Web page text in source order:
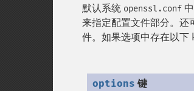
默认系统 openssl.conf
来指定配置文件部分。还
件。如果选项中存在以下
options 键